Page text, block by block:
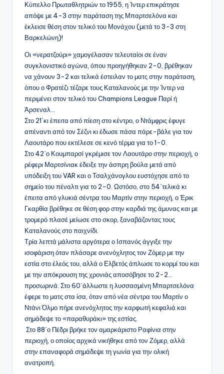
Κύπελλο Πρωταθλητριών το 1955, η Ίντερ επικράτησε
απόψε με 4-3 στην παράταση της Μπαρτσελόνα και
έκλεισε θέση στον τελικό του Μονάχου (μετά το 3-3 στη
Βαρκελώνη)!
Οι «νερατζούρι» χαμογέλασαν τελευταίοι σε έναν
συγκλονιστικό αγώνα, όπου προηγήθηκαν 2-0, βρέθηκαν
να χάνουν 3-2 και τελικά έστειλαν το ματς στην παράταση,
όπου ο Φρατέζι τέζαρε τους Καταλανούς με την Ίντερ να
περιμένει στον τελικό του Champions League Παρί ή
Άρσεναλ…
Στο 21΄κι έπειτα από πίεση στο κέντρο, ο Ντάμφρις έφυγε
απέναντι από τον Σέζνι κι έδωσε πάσα πάρε-βάλε για τον
Λαουτάρο που εκτέλεσε σε κενό τέρμα για το 1-0.
Στο 42΄ο Κουμπαρσί γκρέμισε τον Λαουτάρο στην περιοχή, ο
ρέφερι Μαρτσίνιακ έδειξε την άσπρη βούλα μετά από
υπόδειξη του VAR και ο Τσαλχάνογλου ευστόχησε από το
σημείο του πέναλτι για το 2-0. Ωστόσο, στο 54΄τελικά κι
έπειτα από γλυκιά σέντρα του Μαρτίν στην περιοχή, ο Έρικ
Γκαρθία βρέθηκε σε θέση φορ στην καρδιά της άμυνας και με
τρομερό πλασέ μείωσε στο σκορ, ξαναβάζοντας τους
Καταλανούς στο παιχνίδι.
Τρία λεπτά μάλιστα αργότερα ο Ισπανός άγγιξε την
ισοφάριση όταν πλάσαρε ανενόχλητος τον Ζόμερ με την
εστία στο έλεός του, αλλά ο Ελβετός άπλωσε το κορμί του και
με την απόκρουση της χρονιάς αποσόβησε το 2-2…
προσωρινά. Στο 60΄άλλωστε η λυσσασμένη Μπαρτσελόνα
έφερε το ματς στα ίσα, όταν από νέα σέντρα του Μαρτίν ο
Ντάνι Όλμο πήρε ανενόχλητος την καρφωτή κεφαλιά και
σημάδεψε το «παραθυράκι» της εστίας.
Στο 88΄ο Πέδρι βρήκε τον αμαρκάριστο Ραφίνια στην
περιοχή, ο οποίος αρχικά νικήθηκε από τον Ζόμερ, αλλά
στην επαναφορά σημάδεψε τη γωνία για την ολική
ανατροπή.